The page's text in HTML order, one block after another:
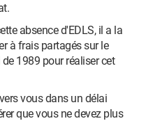
absence d'EDLS, il a la
à frais partagés sur le
1989 pour réaliser cet
vous dans un délai
que vous ne devez plus